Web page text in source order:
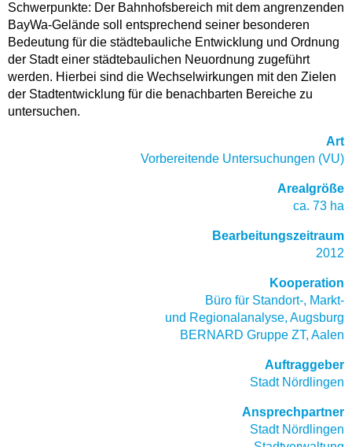
Schwerpunkte: Der Bahnhofsbereich mit dem angrenzenden
BayWa-Gelände soll entsprechend seiner besonderen
Bedeutung für die städtebauliche Entwicklung und Ordnung
der Stadt einer städtebaulichen Neuordnung zugeführt
werden. Hierbei sind die Wechselwirkungen mit den Zielen
der Stadtentwicklung für die benachbarten Bereiche zu
untersuchen.
Art
Vorbereitende Untersuchungen (VU)
Arealgröße
ca. 73 ha
Bearbeitungszeitraum
2012
Kooperation
Büro für Standort-, Markt-
und Regionalanalyse, Augsburg
BERNARD Gruppe ZT, Aalen
Auftraggeber
Stadt Nördlingen
Ansprechpartner
Stadt Nördlingen